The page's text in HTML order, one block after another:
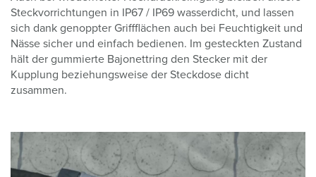
Steckvorrichtungen in IP67 / IP69 wasserdicht, und lassen
sich dank genoppter Griffflächen auch bei Feuchtigkeit und
Nässe sicher und einfach bedienen. Im gesteckten Zustand
hält der gummierte Bajonettring den Stecker mit der
Kupplung beziehungsweise der Steckdose dicht
zusammen.